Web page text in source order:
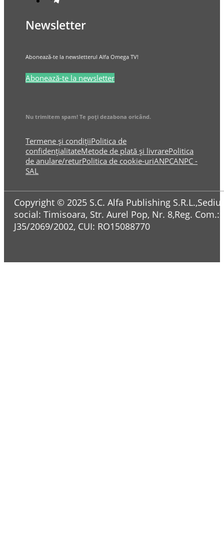
Newsletter
Abonează-te la newsletterul Alfa Omega TV!
Abonează-te la newsletter
Nu trimitem spam! Te poți dezabona oricând.
Termene și condițiiPolitica de
confidențialitateMetode de plată și livrarePolitica
de anulare/returPolitica de cookie-uriANPCANPC -
SAL
Copyright © 2025 S.C. Alfa Publishing S.R.L.,Sediul
social: Timisoara, Str. Aurel Pop, Nr. 8,Reg. Com.:
J35/2069/2002, CUI: RO15088770